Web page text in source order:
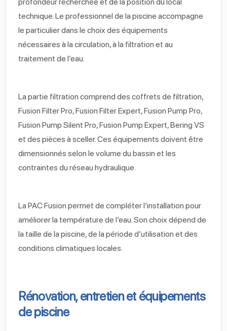
technique. Le professionnel de la piscine accompagne
le particulier dans le choix des équipements
nécessaires à la circulation, à la filtration et au
traitement de l’eau.
La partie filtration comprend des coffrets de filtration,
Fusion Filter Pro, Fusion Filter Expert, Fusion Pump Pro,
Fusion Pump Silent Pro, Fusion Pump Expert, Bering VS
et des pièces à sceller. Ces équipements doivent être
dimensionnés selon le volume du bassin et les
contraintes du réseau hydraulique.
La PAC Fusion permet de compléter l’installation pour
améliorer la température de l’eau. Son choix dépend de
la taille de la piscine, de la période d’utilisation et des
conditions climatiques locales.
Rénovation, entretien et équipements
de piscine